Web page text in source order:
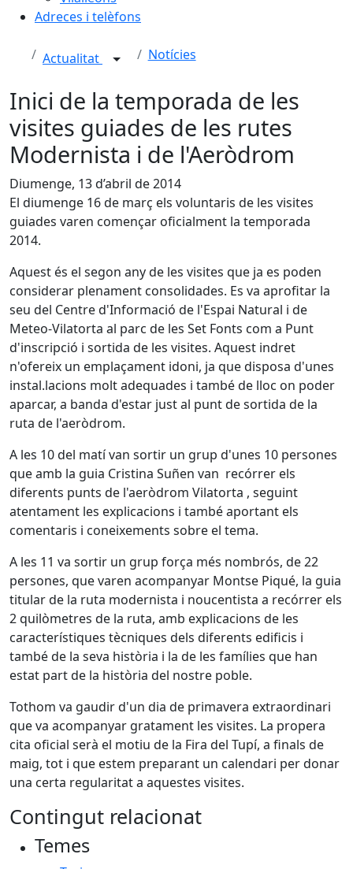
Adreces i telèfons
Actualitat Notícies
Inici de la temporada de les
visites guiades de les rutes
Modernista i de l'Aeròdrom
Diumenge, 13 d’abril de 2014
El diumenge 16 de març els voluntaris de les visites
guiades varen començar oficialment la temporada
2014.
Aquest és el segon any de les visites que ja es poden
considerar plenament consolidades. Es va aprofitar la
seu del Centre d'Informació de l'Espai Natural i de
Meteo-Vilatorta al parc de les Set Fonts com a Punt
d'inscripció i sortida de les visites. Aquest indret
n'ofereix un emplaçament idoni, ja que disposa d'unes
instal.lacions molt adequades i també de lloc on poder
aparcar, a banda d'estar just al punt de sortida de la
ruta de l'aeròdrom.
A les 10 del matí van sortir un grup d'unes 10 persones
que amb la guia Cristina Suñen van recórrer els
diferents punts de l'aeròdrom Vilatorta , seguint
atentament les explicacions i també aportant els
comentaris i coneixements sobre el tema.
A les 11 va sortir un grup força més nombrós, de 22
persones, que varen acompanyar Montse Piqué, la guia
titular de la ruta modernista i noucentista a recórrer els
2 quilòmetres de la ruta, amb explicacions de les
característiques tècniques dels diferents edificis i
també de la seva història i la de les famílies que han
estat part de la història del nostre poble.
Tothom va gaudir d'un dia de primavera extraordinari
que va acompanyar gratament les visites. La propera
cita oficial serà el motiu de la Fira del Tupí, a finals de
maig, tot i que estem preparant un calendari per donar
una certa regularitat a aquestes visites.
Contingut relacionat
Temes